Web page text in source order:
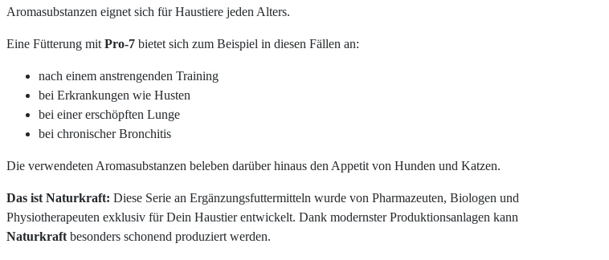
Aromasubstanzen eignet sich für Haustiere jeden Alters.
Eine Fütterung mit Pro-7 bietet sich zum Beispiel in diesen Fällen an:
nach einem anstrengenden Training
bei Erkrankungen wie Husten
bei einer erschöpften Lunge
bei chronischer Bronchitis
Die verwendeten Aromasubstanzen beleben darüber hinaus den Appetit von Hunden und Katzen.
Das ist Naturkraft: Diese Serie an Ergänzungsfuttermitteln wurde von Pharmazeuten, Biologen und
Physiotherapeuten exklusiv für Dein Haustier entwickelt. Dank modernster Produktionsanlagen kann
Naturkraft besonders schonend produziert werden.